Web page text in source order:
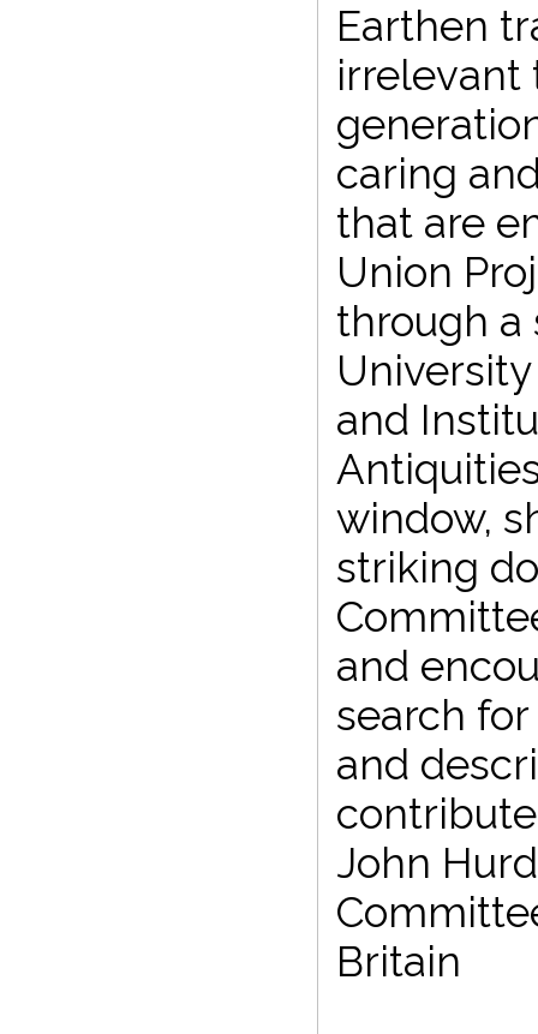
Earthen
irrelevant
caring
that are
Union
through a
and
window,
striking
and
search
and
John
Britain